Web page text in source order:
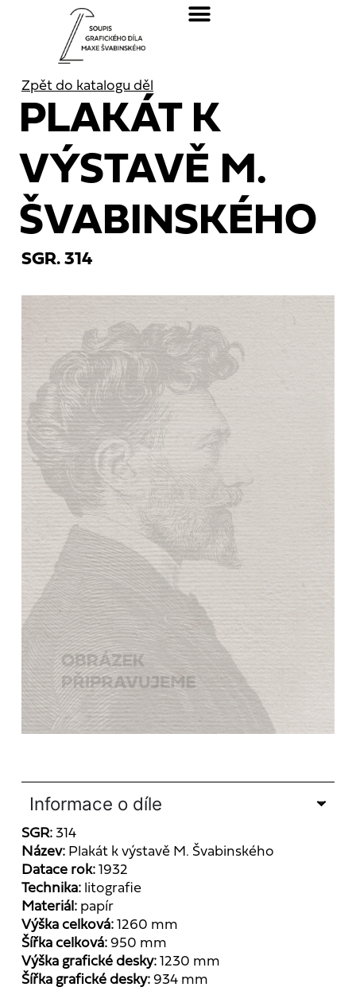
Zpět do katalogu děl
PLAKÁT K
VÝSTAVĚ M.
ŠVABINSKÉHO
SGR. 314
Informace o díle
SGR: 314
Název: Plakát k výstavě M. Švabinského
Datace rok: 1932
Technika: litografie
Materiál: papír
Výška celková: 1260 mm
Šířka celková: 950 mm
Výška grafické desky: 1230 mm
Šířka grafické desky: 934 mm